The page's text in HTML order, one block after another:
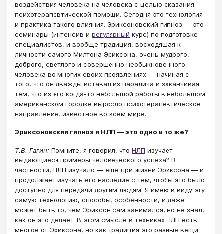
воздействия человека на человека с целью оказания
психотерапевтической помощи. Сегодня это технология
и практика такого влияния. Эриксоновский гипноз ― это
семинары (интенсив и регулярный курс) по подготовке
специалистов, и вообще традиция, восходящая к
личности самого Милтона Эриксона, очень мудрого,
доброго, светлого и совершенно необыкновенного
человека во многих своих проявлениях ― начиная с
того, что он дважды вставал из паралича и заканчивая
тем, что из его когда-то небольшой работы в небольшом
американском городке выросло психотерапевтическое
направление, известное во всем мире.
Эриксоновский гипноз и НЛП ― это одно и то же?
Т.В. Гагин: Помните, я говорил, что НЛП изучает
выдающиеся примеры человеческого успеха? В
частности, НЛП изучало ― еще при жизни Эриксона ― и
продолжает изучать его наследие с тем, чтобы это было
доступно для передачи другим людям. Я имею в виду эту
самую технологию, способы, особенности, и даже
может быть то, чем Эриксон сам занимался, но не знал,
как он это делает. В этом смысле в техниках НЛП есть
многое от Эриксона, но как традиция это разные вещи.